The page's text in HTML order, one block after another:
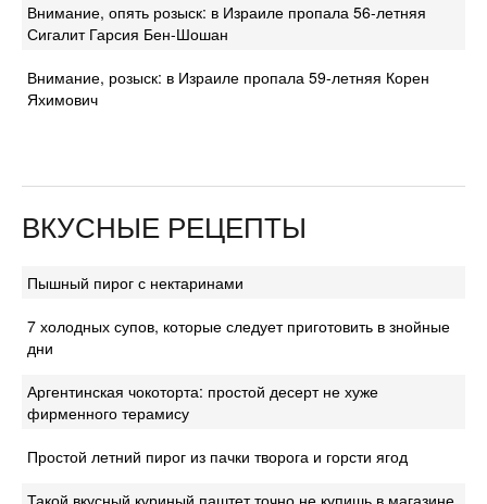
Внимание, опять розыск: в Израиле пропала 56-летняя
Сигалит Гарсия Бен-Шошан
Внимание, розыск: в Израиле пропала 59-летняя Корен
Яхимович
ВКУСНЫЕ РЕЦЕПТЫ
Пышный пирог с нектаринами
7 холодных супов, которые следует приготовить в знойные
дни
Аргентинская чокоторта: простой десерт не хуже
фирменного терамису
Простой летний пирог из пачки творога и горсти ягод